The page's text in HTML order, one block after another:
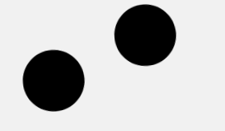
GOLS